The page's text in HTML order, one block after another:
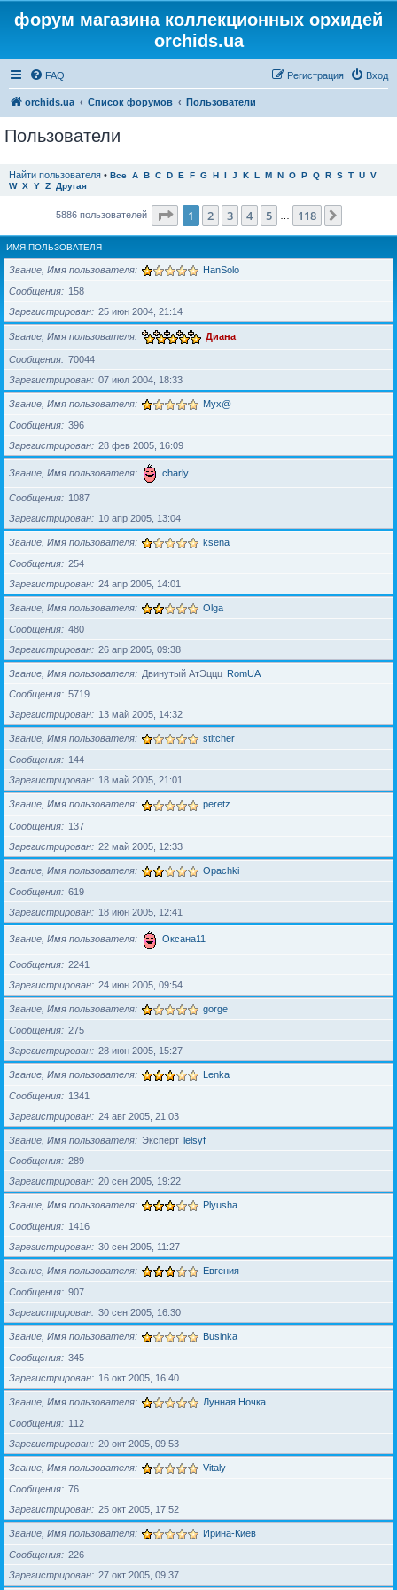
форум магазина коллекционных орхидей
orchids.ua
FAQ Вход
Регистрация
orchids.ua Список форумов Пользователи
Пользователи
Найти пользователя • Все A B C D E F G H I J K L M N O P Q R S T U V
W X Y Z Другая
5886 пользователей Страница из 118
1 2 3 4 5 118
ИМЯ ПОЛЬЗОВАТЕЛЯ
Звание, Имя пользователя HanSolo
Сообщения
158
Зарегистрирован
25 июн 2004, 21:14
Звание, Имя пользователя Диана
Сообщения
70044
Зарегистрирован
07 июл 2004, 18:33
Звание, Имя пользователя Myx@
Сообщения
396
Зарегистрирован
28 фев 2005, 16:09
Звание, Имя пользователя charly
Сообщения
1087
Зарегистрирован
10 апр 2005, 13:04
Звание, Имя пользователя ksena
Сообщения
254
Зарегистрирован
24 апр 2005, 14:01
Звание, Имя пользователя Olga
Сообщения
480
Зарегистрирован
26 апр 2005, 09:38
Звание, Имя пользователя Двинутый АтЭццц RomUA
Сообщения
5719
Зарегистрирован
13 май 2005, 14:32
Звание, Имя пользователя stitcher
Сообщения
144
Зарегистрирован
18 май 2005, 21:01
Звание, Имя пользователя peretz
Сообщения
137
Зарегистрирован
22 май 2005, 12:33
Звание, Имя пользователя Opachki
Сообщения
619
Зарегистрирован
18 июн 2005, 12:41
Звание, Имя пользователя Оксана11
Сообщения
2241
Зарегистрирован
24 июн 2005, 09:54
Звание, Имя пользователя gorge
Сообщения
275
Зарегистрирован
28 июн 2005, 15:27
Звание, Имя пользователя Lenka
Сообщения
1341
Зарегистрирован
24 авг 2005, 21:03
Звание, Имя пользователя Эксперт lelsyf
Сообщения
289
Зарегистрирован
20 сен 2005, 19:22
Звание, Имя пользователя Plyusha
Сообщения
1416
Зарегистрирован
30 сен 2005, 11:27
Звание, Имя пользователя Евгения
Сообщения
907
Зарегистрирован
30 сен 2005, 16:30
Звание, Имя пользователя Businka
Сообщения
345
Зарегистрирован
16 окт 2005, 16:40
Звание, Имя пользователя Лунная Ночка
Сообщения
112
Зарегистрирован
20 окт 2005, 09:53
Звание, Имя пользователя Vitaly
Сообщения
76
Зарегистрирован
25 окт 2005, 17:52
Звание, Имя пользователя Ирина-Киев
Сообщения
226
Зарегистрирован
27 окт 2005, 09:37